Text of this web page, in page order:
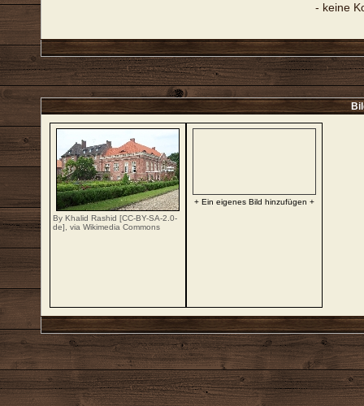
- keine
By Khalid Rashid [CC-BY-SA-2.0-
de], via Wikimedia Commons
+ Ein eigenes Bild hinzufügen +